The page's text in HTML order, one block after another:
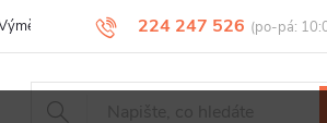
224 247 526
vrácení a reklamace zboží Obchodní